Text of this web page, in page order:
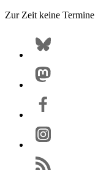
Zur Zeit keine Termine